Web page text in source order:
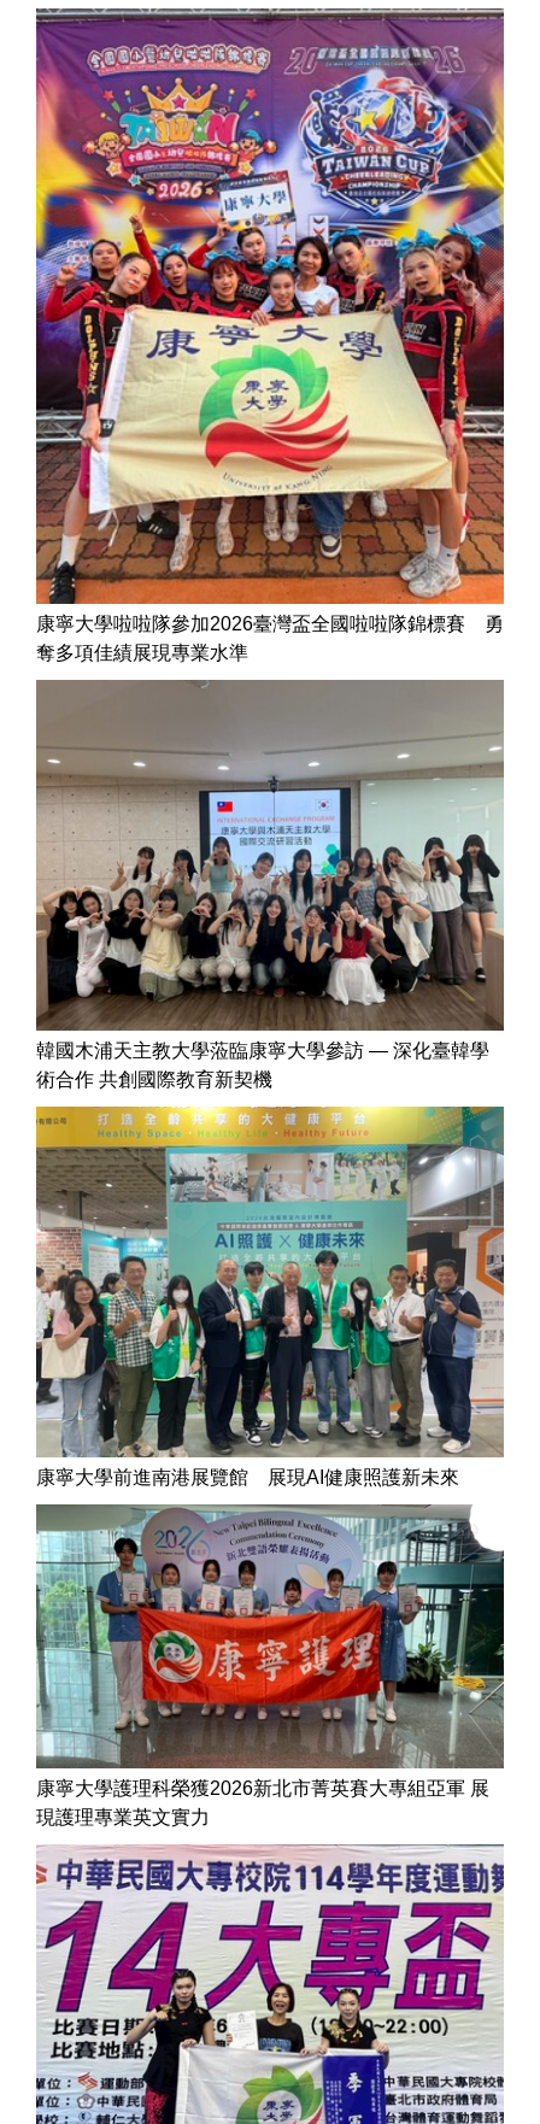
康寧大學啦啦隊參加2026臺灣盃全國啦啦隊錦標賽 勇
奪多項佳績展現專業水準
韓國木浦天主教大學蒞臨康寧大學參訪 — 深化臺韓學
術合作 共創國際教育新契機
康寧大學前進南港展覽館 展現AI健康照護新未來
康寧大學護理科榮獲2026新北市菁英賽大專組亞軍 展
現護理專業英文實力